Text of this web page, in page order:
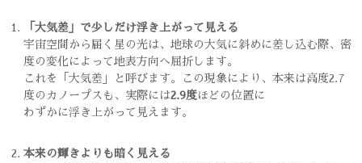
「大気差」で少しだけ浮き上がって見える
宇宙空間から届く星の光は、地球の大気に斜めに差し込む際、密
度の変化によって地表方向へ屈折します。
これを「大気差」と呼びます。この現象により、本来は高度2.7
度のカノープスも、実際には2.9度ほどの位置に
わずかに浮き上がって見えます。
本来の輝きよりも暗く見える